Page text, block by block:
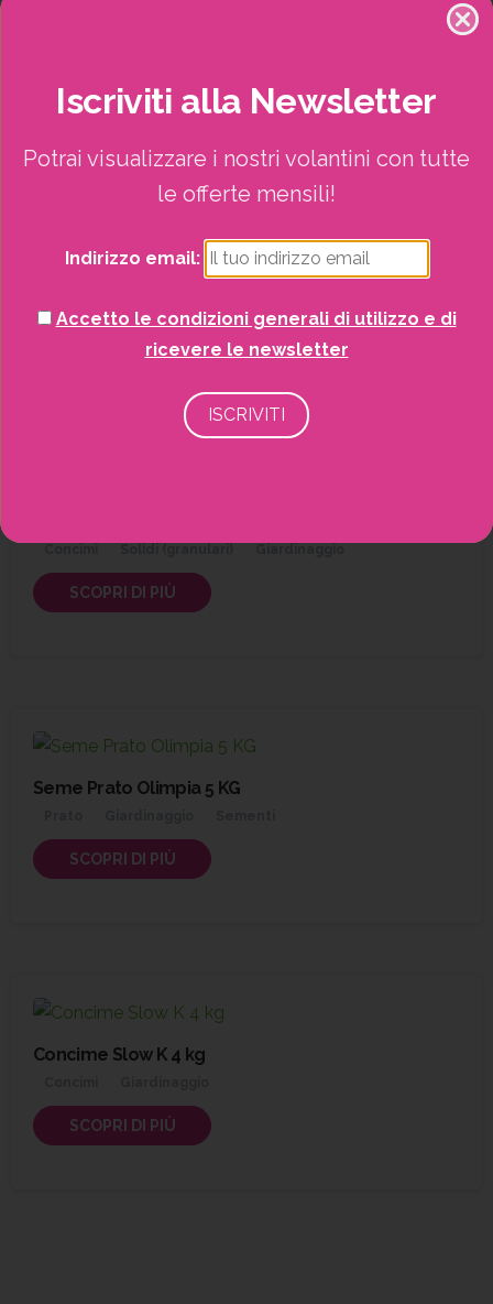
Prodotti correlati
Compo Conc.Liq. Piante Grasse 250 Ml
Giardinaggio
SCOPRI DI PIÙ
SCOPRI DI PIÙ
Seme Prato Olimpia 5 KG
SCOPRI DI PIÙ
Concime Slow K 4 kg
SCOPRI DI PIÙ
Iscriviti alla Newsletter
Potrai visualizzare i nostri volantini con tutte
le offerte mensili!
Indirizzo email:
Accetto le condizioni generali di utilizzo e di
ricevere le newsletter